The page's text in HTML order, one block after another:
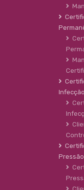
Infecção
Pressão